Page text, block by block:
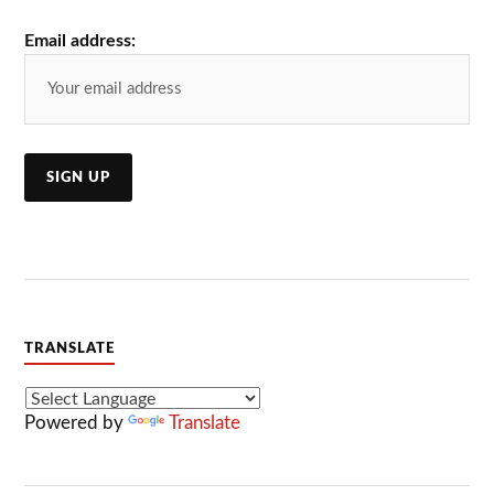
Email address:
TRANSLATE
Powered by Translate